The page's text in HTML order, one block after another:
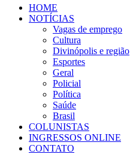
HOME
NOTÍCIAS
Vagas de emprego
Cultura
Divinópolis e região
Esportes
Geral
Policial
Política
Saúde
Brasil
COLUNISTAS
INGRESSOS ONLINE
CONTATO